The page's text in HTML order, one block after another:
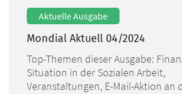
Mondial Aktuell 04/2024
Top-Themen dieser Ausgabe:
Situation in der Sozialen Arbeit,
Veranstaltungen, E-Mail-Aktion an